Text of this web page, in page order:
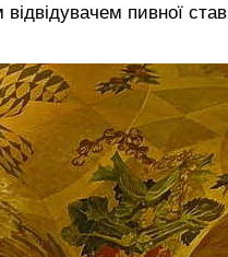
пивної став